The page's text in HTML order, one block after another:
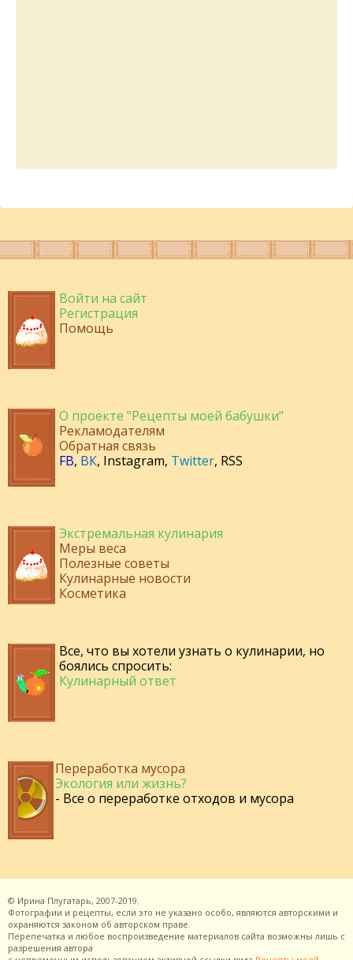
Войти на сайт
Регистрация
Помощь
О проекте "Рецепты моей бабушки"
Рекламодателям
Обратная связь
FB, ВК, Instagram, Twitter, RSS
Экстремальная кулинария
Меры веса
Полезные советы
Кулинарные новости
Косметика
Все, что вы хотели узнать о кулинарии, но
боялись спросить:
Кулинарный ответ
Переработка мусора
Экология или жизнь?
- Все о переработке отходов и мусора
© Ирина Плугатарь, 2007-2019.
Фотографии и рецепты, если это не указано особо, являются авторскими и
охраняются законом об авторском праве.
Перепечатка и любое воспроизведение материалов сайта возможны лишь с
разрешения автора